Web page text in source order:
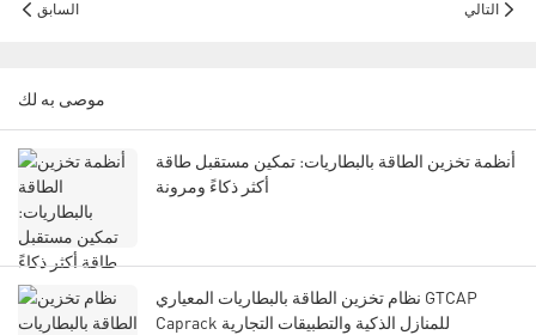
السابق التالي
موصى به لك
أنظمة تخزين الطاقة بالبطاريات: تمكين مستقبل طاقة
أكثر ذكاءً ومرونة
نظام تخزين الطاقة بالبطاريات المعياري GTCAP
Caprack للمنازل الذكية والتطبيقات التجارية